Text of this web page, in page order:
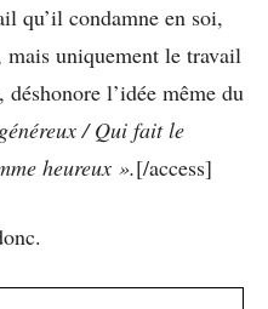
qu’il condamne en soi,
mais uniquement le travail
l’idée même du
/ Qui fait le
heureux ».[/access]